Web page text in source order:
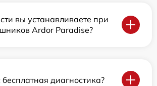
вы устанавливаете при
Ardor Paradise?
бесплатная диагностика?